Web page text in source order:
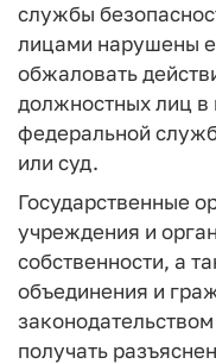
службы
лицами нарушены
обжаловать
должностных лиц
федеральной
или суд.
Государственные
учреждения и
собственности, а
объединения и
получать